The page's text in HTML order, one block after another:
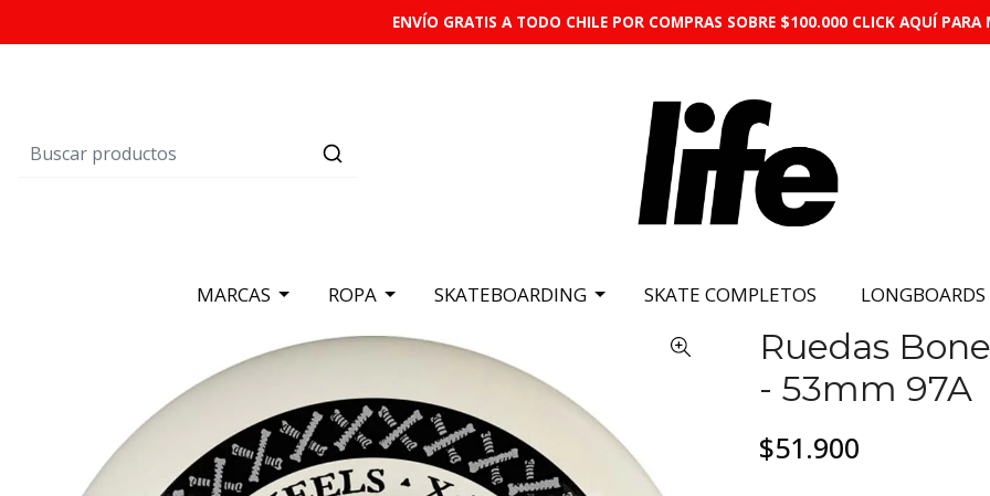
ENVÍO GRATIS A TODO CHILE POR COMPRAS SOBRE $100.000 CLICK AQUÍ PARA
MARCAS ROPA SKATEBOARDING SKATE COMPLETOS LONGBOARDS
Ruedas
- 53mm 97A
$51.900